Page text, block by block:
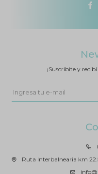

Ruta Interbalnearia km
¡Suscribite y